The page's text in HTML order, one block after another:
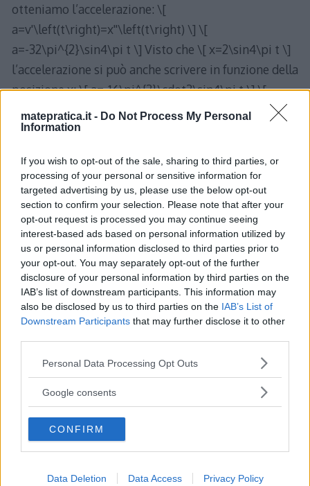
matepratica.it - Do Not Process My Personal
Information
If you wish to opt-out of the sale, sharing to third parties, or
processing of your personal or sensitive information for
targeted advertising by us, please use the below opt-out
section to confirm your selection. Please note that after your
opt-out request is processed you may continue seeing
interest-based ads based on personal information utilized by
us or personal information disclosed to third parties prior to
your opt-out. You may separately opt-out of the further
disclosure of your personal information by third parties on the
IAB’s list of downstream participants. This information may
also be disclosed by us to third parties on the IAB’s List of
Downstream Participants that may further disclose it to other
Please note that this website/app uses one or more Google
not limited to your visit or usage behaviour. You may click to
use your data for below specified purposes in below Google
consent section.
Personal Data Processing Opt Outs
Google consents
CONFIRM
Data Deletion Data Access Privacy Policy
otteniamo l’accelerazione: \[
a=v'\left(t\right)=x''\left(t\right) \] \[
a=-32\pi^{2}\sin4\pi t \] Visto che \[ x=2\sin4\pi t \]
l’accelerazione si può anche scrivere in funzione della
posizione x: \[ a=-16\pi^{2}\cdot2\sin4\pi t \] \[
a=-16\pi^{2}x \]
One thought on “Derivate e
fisica – Problema 4”
Ciao :)
Non capisco perché nel determinare
la velocità e l’accelerazione in
funzione di t, compaia ancora t nella